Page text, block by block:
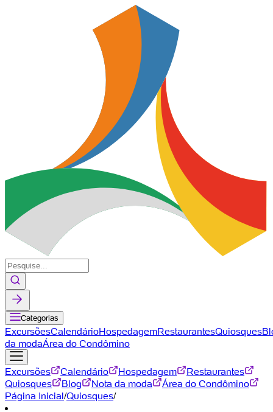
Categorias
ExcursõesCalendárioHospedagemRestaurantesQuiosques
da modaÁrea do Condômino
Excursões Calendário Hospedagem
Restaurantes
Quiosques
Blog Nota da moda
Área do Condômino
Página Inicial/Quiosques/